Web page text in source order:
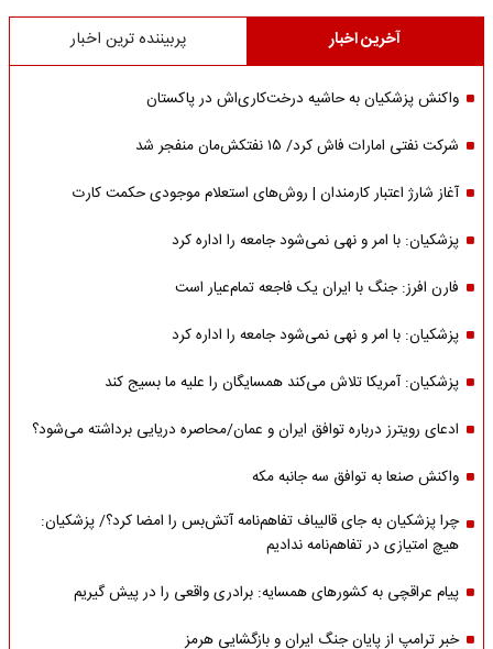
آخرین اخبار پربیننده ترین اخبار
واکنش پزشکیان به حاشیه درخت‌کاری‌اش در پاکستان
شرکت نفتی امارات فاش کرد/ ۱۵ نفتکش‌مان منفجر شد
آغاز شارژ اعتبار کارمندان | روش‌های استعلام موجودی حکمت کارت
پزشکیان: با امر و نهی نمی‌شود جامعه را اداره کرد
فارن افرز: جنگ با ایران یک فاجعه تمام‌عیار است
پزشکیان: با امر و نهی نمی‌شود جامعه را اداره کرد
پزشکیان: آمریکا تلاش می‌کند همسایگان را علیه ما بسیج کند
ادعای رویترز درباره توافق ایران و عمان/محاصره دریایی برداشته می‌شود؟
واکنش صنعا به توافق سه جانبه مکه
چرا پزشکیان به جای قالیباف تفاهم‌نامه آتش‌بس را امضا کرد؟/ پزشکیان:
هیچ امتیازی در تفاهم‌نامه ندادیم
پیام عراقچی به کشورهای همسایه: برادری واقعی را در پیش گیریم
خبر ترامپ از پایان جنگ ایران و بازگشایی هرمز